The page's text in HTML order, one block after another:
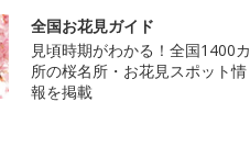
全国お花見ガイド
見頃時期がわかる！全国1400カ
所の桜名所・お花見スポット情
報を掲載